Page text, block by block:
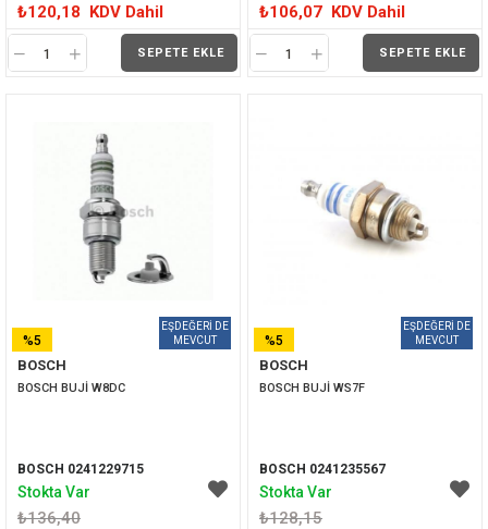
₺120,18 KDV Dahil
SEPETE EKLE
₺106,07 KDV Dahil
SEPETE EKLE
BOSCH
BOSCH BUJİ W8DC
BOSCH 0241229715
₺136,40
%5
İNDIRIM
Stokta Var
BOSCH
BOSCH BUJİ WS7F
BOSCH 0241235567
₺128,15
%5
İNDIRIM
Stokta Var